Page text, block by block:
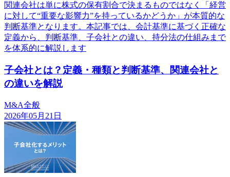
関連会社は単に株式の保有割合で決まるものではなく「経営
に対して“重要な影響力”を持っているかどうか」が本質的な
判断基準となります。本記事では、会計基準に基づく正確な
定義から、判断基準、子会社との違い、持分法の仕組みまで
を体系的に解説します
子会社とは？定義・種類と判断基準、関連会社と
の違いを解説
M&A全般
2026年05月21日